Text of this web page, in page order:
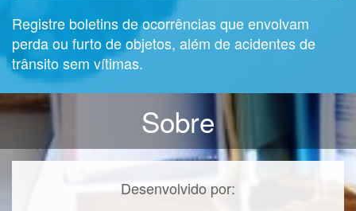
Registre boletins de ocorrências que envolvam
perda ou furto de objetos, além de acidentes de
trânsito sem vítimas.
Sobre
Desenvolvido por: